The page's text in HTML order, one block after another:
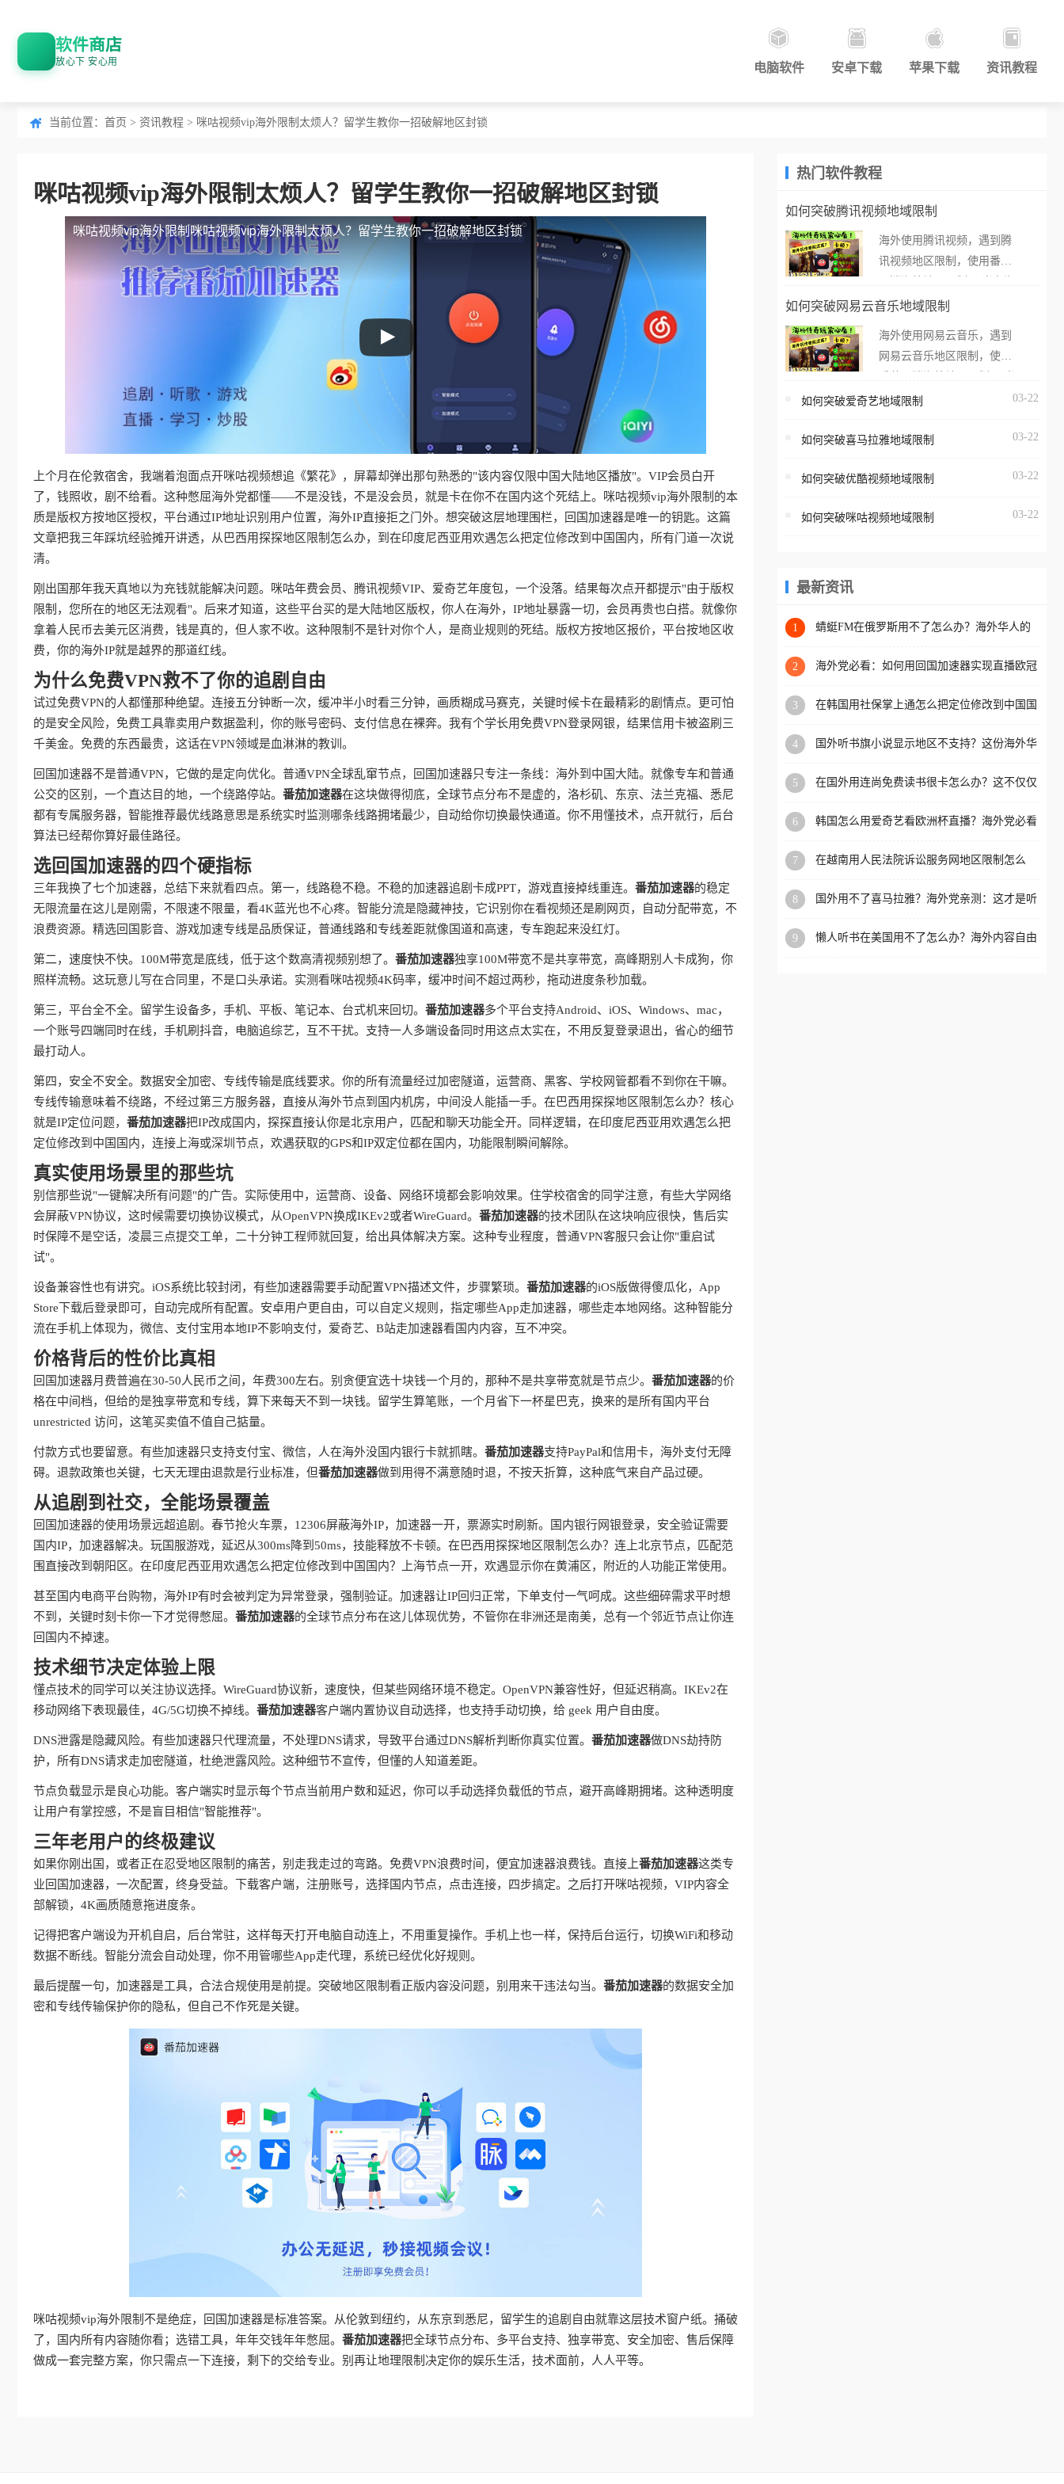
软件商店
放心下 安心用 电脑软件 安卓下载 苹果下载 资讯教程
当前位置： 首页 > 资讯教程 > 咪咕视频vip海外限制太烦人？留学生教你一招破解地区封锁
咪咕视频vip海外限制太烦人？留学生教你一招破解地区封锁
咪咕视频vip海外限制咪咕视频vip海外限制太烦人？留学生教你一招破解地区封锁
上个月在伦敦宿舍，我端着泡面点开咪咕视频想追《繁花》，屏幕却弹出那句熟悉的"该内容仅限中国大陆地区播放"。VIP会员白开
了，钱照收，剧不给看。这种憋屈海外党都懂——不是没钱，不是没会员，就是卡在你不在国内这个死结上。咪咕视频vip海外限制的本
质是版权方按地区授权，平台通过IP地址识别用户位置，海外IP直接拒之门外。想突破这层地理围栏，回国加速器是唯一的钥匙。这篇
文章把我三年踩坑经验摊开讲透，从巴西用探探地区限制怎么办，到在印度尼西亚用欢遇怎么把定位修改到中国国内，所有门道一次说
清。
刚出国那年我天真地以为充钱就能解决问题。咪咕年费会员、腾讯视频VIP、爱奇艺年度包，一个没落。结果每次点开都提示"由于版权
限制，您所在的地区无法观看"。后来才知道，这些平台买的是大陆地区版权，你人在海外，IP地址暴露一切，会员再贵也白搭。就像你
拿着人民币去美元区消费，钱是真的，但人家不收。这种限制不是针对你个人，是商业规则的死结。版权方按地区报价，平台按地区收
费，你的海外IP就是越界的那道红线。
为什么免费VPN救不了你的追剧自由
试过免费VPN的人都懂那种绝望。连接五分钟断一次，缓冲半小时看三分钟，画质糊成马赛克，关键时候卡在最精彩的剧情点。更可怕
的是安全风险，免费工具靠卖用户数据盈利，你的账号密码、支付信息在裸奔。我有个学长用免费VPN登录网银，结果信用卡被盗刷三
千美金。免费的东西最贵，这话在VPN领域是血淋淋的教训。
回国加速器不是普通VPN，它做的是定向优化。普通VPN全球乱窜节点，回国加速器只专注一条线：海外到中国大陆。就像专车和普通
公交的区别，一个直达目的地，一个绕路停站。 番茄加速器在这块做得彻底，全球节点分布不是虚的，洛杉矶、东京、法兰克福、悉尼
都有专属服务器，智能推荐最优线路意思是系统实时监测哪条线路拥堵最少，自动给你切换最快通道。你不用懂技术，点开就行，后台
算法已经帮你算好最佳路径。
选回国加速器的四个硬指标
三年我换了七个加速器，总结下来就看四点。第一，线路稳不稳。不稳的加速器追剧卡成PPT，游戏直接掉线重连。 番茄加速器的稳定
无限流量在这儿是刚需，不限速不限量，看4K蓝光也不心疼。智能分流是隐藏神技，它识别你在看视频还是刷网页，自动分配带宽，不
浪费资源。精选回国影音、游戏加速专线是品质保证，普通线路和专线差距就像国道和高速，专车跑起来没红灯。
第二，速度快不快。100M带宽是底线，低于这个数高清视频别想了。 番茄加速器独享100M带宽不是共享带宽，高峰期别人卡成狗，你
照样流畅。这玩意儿写在合同里，不是口头承诺。实测看咪咕视频4K码率，缓冲时间不超过两秒，拖动进度条秒加载。
第三，平台全不全。留学生设备多，手机、平板、笔记本、台式机来回切。 番茄加速器多个平台支持Android、iOS、Windows、mac，
一个账号四端同时在线，手机刷抖音，电脑追综艺，互不干扰。支持一人多端设备同时用这点太实在，不用反复登录退出，省心的细节
最打动人。
第四，安全不安全。数据安全加密、专线传输是底线要求。你的所有流量经过加密隧道，运营商、黑客、学校网管都看不到你在干嘛。
专线传输意味着不绕路，不经过第三方服务器，直接从海外节点到国内机房，中间没人能插一手。在巴西用探探地区限制怎么办？核心
就是IP定位问题， 番茄加速器把IP改成国内，探探直接认你是北京用户，匹配和聊天功能全开。同样逻辑，在印度尼西亚用欢遇怎么把
定位修改到中国国内，连接上海或深圳节点，欢遇获取的GPS和IP双定位都在国内，功能限制瞬间解除。
真实使用场景里的那些坑
别信那些说"一键解决所有问题"的广告。实际使用中，运营商、设备、网络环境都会影响效果。住学校宿舍的同学注意，有些大学网络
会屏蔽VPN协议，这时候需要切换协议模式，从OpenVPN换成IKEv2或者WireGuard。 番茄加速器的技术团队在这块响应很快，售后实
时保障不是空话，凌晨三点提交工单，二十分钟工程师就回复，给出具体解决方案。这种专业程度，普通VPN客服只会让你"重启试
试"。
设备兼容性也有讲究。iOS系统比较封闭，有些加速器需要手动配置VPN描述文件，步骤繁琐。 番茄加速器的iOS版做得傻瓜化，App
Store下载后登录即可，自动完成所有配置。安卓用户更自由，可以自定义规则，指定哪些App走加速器，哪些走本地网络。这种智能分
流在手机上体现为，微信、支付宝用本地IP不影响支付，爱奇艺、B站走加速器看国内内容，互不冲突。
价格背后的性价比真相
回国加速器月费普遍在30-50人民币之间，年费300左右。别贪便宜选十块钱一个月的，那种不是共享带宽就是节点少。 番茄加速器的价
格在中间档，但给的是独享带宽和专线，算下来每天不到一块钱。留学生算笔账，一个月省下一杯星巴克，换来的是所有国内平台
unrestricted 访问，这笔买卖值不值自己掂量。
付款方式也要留意。有些加速器只支持支付宝、微信，人在海外没国内银行卡就抓瞎。 番茄加速器支持PayPal和信用卡，海外支付无障
碍。退款政策也关键，七天无理由退款是行业标准，但番茄加速器做到用得不满意随时退，不按天折算，这种底气来自产品过硬。
从追剧到社交，全能场景覆盖
回国加速器的使用场景远超追剧。春节抢火车票，12306屏蔽海外IP，加速器一开，票源实时刷新。国内银行网银登录，安全验证需要
国内IP，加速器解决。玩国服游戏，延迟从300ms降到50ms，技能释放不卡顿。在巴西用探探地区限制怎么办？连上北京节点，匹配范
围直接改到朝阳区。在印度尼西亚用欢遇怎么把定位修改到中国国内？上海节点一开，欢遇显示你在黄浦区，附近的人功能正常使用。
甚至国内电商平台购物，海外IP有时会被判定为异常登录，强制验证。加速器让IP回归正常，下单支付一气呵成。这些细碎需求平时想
不到，关键时刻卡你一下才觉得憋屈。 番茄加速器的全球节点分布在这儿体现优势，不管你在非洲还是南美，总有一个邻近节点让你连
回国内不掉速。
技术细节决定体验上限
懂点技术的同学可以关注协议选择。WireGuard协议新，速度快，但某些网络环境不稳定。OpenVPN兼容性好，但延迟稍高。IKEv2在
移动网络下表现最佳，4G/5G切换不掉线。 番茄加速器客户端内置协议自动选择，也支持手动切换，给 geek 用户自由度。
DNS泄露是隐藏风险。有些加速器只代理流量，不处理DNS请求，导致平台通过DNS解析判断你真实位置。 番茄加速器做DNS劫持防
护，所有DNS请求走加密隧道，杜绝泄露风险。这种细节不宣传，但懂的人知道差距。
节点负载显示是良心功能。客户端实时显示每个节点当前用户数和延迟，你可以手动选择负载低的节点，避开高峰期拥堵。这种透明度
让用户有掌控感，不是盲目相信"智能推荐"。
三年老用户的终极建议
如果你刚出国，或者正在忍受地区限制的痛苦，别走我走过的弯路。免费VPN浪费时间，便宜加速器浪费钱。直接上番茄加速器这类专
业回国加速器，一次配置，终身受益。下载客户端，注册账号，选择国内节点，点击连接，四步搞定。之后打开咪咕视频，VIP内容全
部解锁，4K画质随意拖进度条。
记得把客户端设为开机自启，后台常驻，这样每天打开电脑自动连上，不用重复操作。手机上也一样，保持后台运行，切换WiFi和移动
数据不断线。智能分流会自动处理，你不用管哪些App走代理，系统已经优化好规则。
最后提醒一句，加速器是工具，合法合规使用是前提。突破地区限制看正版内容没问题，别用来干违法勾当。 番茄加速器的数据安全加
密和专线传输保护你的隐私，但自己不作死是关键。
咪咕视频vip海外限制不是绝症，回国加速器是标准答案。从伦敦到纽约，从东京到悉尼，留学生的追剧自由就靠这层技术窗户纸。捅破
了，国内所有内容随你看；选错工具，年年交钱年年憋屈。 番茄加速器把全球节点分布、多平台支持、独享带宽、安全加密、售后保障
做成一套完整方案，你只需点一下连接，剩下的交给专业。别再让地理限制决定你的娱乐生活，技术面前，人人平等。
热门软件教程
如何突破腾讯视频地域限制
海外使用腾讯视频，遇到腾
讯视频地区限制，使用番茄
外打开腾讯视频，却突然弹
地区无法播放”的提示语。
海外用户如香港、澳门、台
亚、欧洲等国家和地区时，
台一样，出现地区及版权限
地区播放。 遇到这个问题的
区工作、留学、定居等，都
权限制所困扰。
如何突破网易云音乐地域限制
海外使用网易云音乐，遇到
网易云音乐地区限制，使用
在海外打开网易云音乐，却
所在的地区无法播放”的提示
门、台湾、美国、加拿大、
区时，网易云音乐也会像其
回国加速器，即可解决「海
版权限制」的问题，无论人
国、加拿大、澳大利亚、欧
学、定居等，都可以使用，
扰。
如何突破爱奇艺地域限制 03-22
如何突破喜马拉雅地域限制 03-22
如何突破优酷视频地域限制 03-22
如何突破咪咕视频地域限制 03-22
最新资讯
1
蜻蜓FM在俄罗斯用不了怎么办？海外华人的
2
海外党必看：如何用回国加速器实现直播欧冠
3
在韩国用社保掌上通怎么把定位修改到中国国
4
国外听书旗小说显示地区不支持？这份海外华
5
在国外用连尚免费读书很卡怎么办？这不仅仅
6
韩国怎么用爱奇艺看欧洲杯直播？海外党必看
7
在越南用人民法院诉讼服务网地区限制怎么
8
国外用不了喜马拉雅？海外党亲测：这才是听
9
懒人听书在美国用不了怎么办？海外内容自由